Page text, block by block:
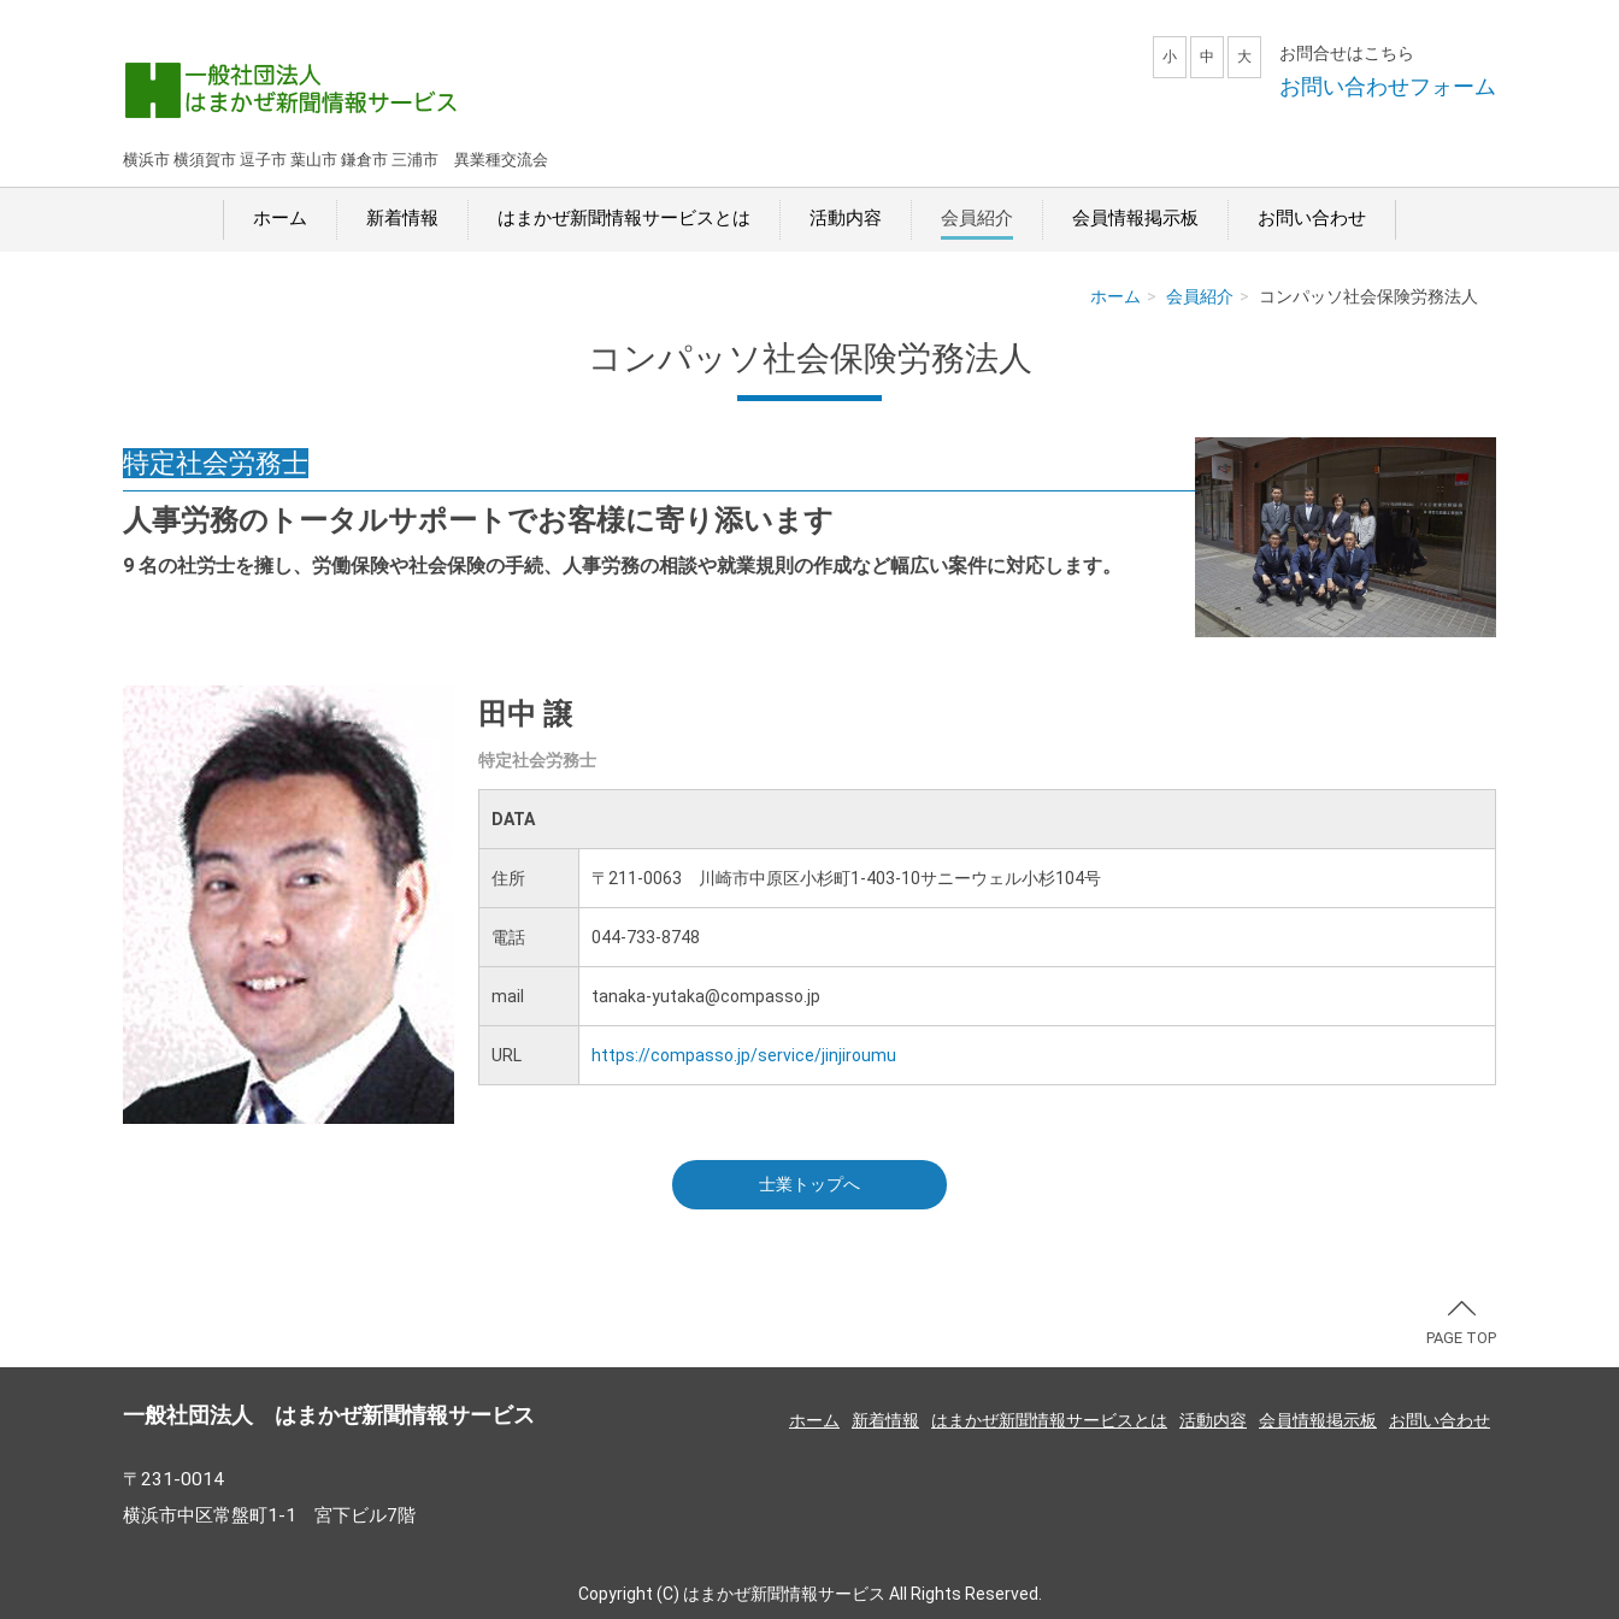
横浜市 横須賀市 逗子市 葉山市 鎌倉市 三浦市 異業種交流会
お問合せはこちら
お問い合わせフォーム
小 中 大
ホーム 新着情報 はまかぜ新聞情報サービスとは 活動内容 会員紹介 会員情報掲示板 お問い合わせ
ホーム 会員紹介 コンパッソ社会保険労務法人
コンパッソ社会保険労務法人
特定社会労務士
人事労務のトータルサポートでお客様に寄り添います
9 名の社労士を擁し、労働保険や社会保険の手続、人事労務の相談や就業規則の作成など幅広い案件に対応します。
田中 譲
特定社会労務士
DATA
住所 〒211-0063 川崎市中原区小杉町1-403-10サニーウェル小杉104号
電話 044-733-8748
mail tanaka-yutaka@compasso.jp
URL https://compasso.jp/service/jinjiroumu
士業トップへ
PAGE TOP
一般社団法人 はまかぜ新聞情報サービス
〒231-0014
横浜市中区常盤町1-1 宮下ビル7階
ホーム 新着情報 はまかぜ新聞情報サービスとは 活動内容 会員情報掲示板 お問い合わせ
Copyright (C) はまかぜ新聞情報サービス All Rights Reserved.